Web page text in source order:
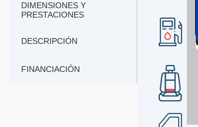
DIMENSIONES Y
PRESTACIONES
DESCRIPCIÓN
FINANCIACIÓN